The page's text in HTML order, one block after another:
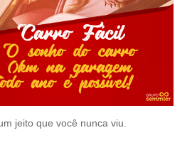
jeito que você nunca viu.